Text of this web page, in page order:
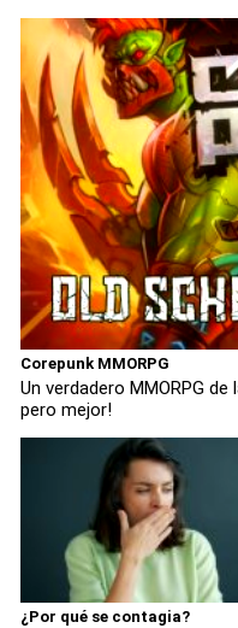
Corepunk MMORPG
Un verdadero MMORPG
pero mejor!
¿Por qué se contagia?